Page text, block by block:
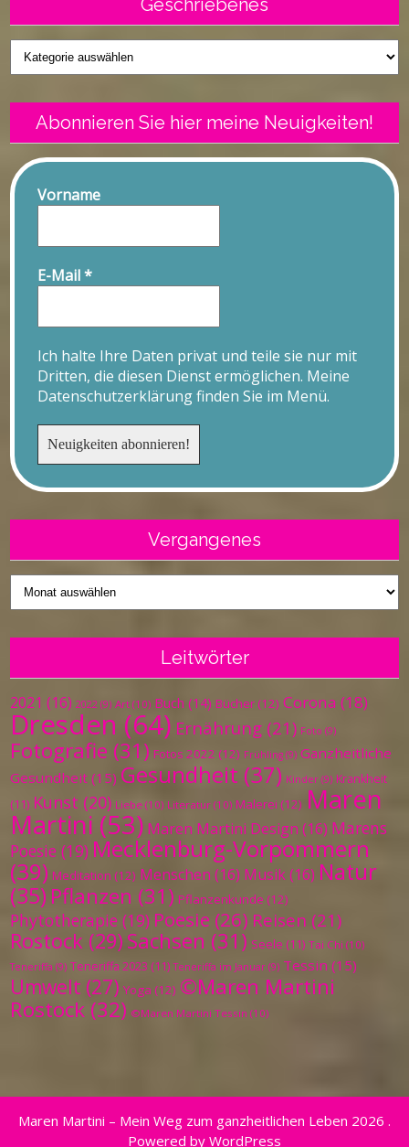
Geschriebenes
Abonnieren Sie hier meine Neuigkeiten!
Vorname
E-Mail*
Ich halte Ihre Daten privat und teile sie nur mit
Dritten, die diesen Dienst ermöglichen. Meine
Datenschutzerklärung finden Sie im Menü.
Vergangenes
Vergangenes
Leitwörter
2021 (16) 2022 (9) Art (10) Buch (14) Bücher (12) Corona (18)
Dresden (64) Ernährung (21) Foto (9)
Fotografie (31) Fotos 2022 (12) Frühling (9) Ganzheitliche
Gesundheit (15) Gesundheit (37) Kinder (9) Krankheit
(11) Kunst (20) Liebe (10) Literatur (10) Malerei (12) Maren
Martini (53) Maren Martini Design (16) Marens
Poesie (19) Mecklenburg-Vorpommern
(39) Meditation (12) Menschen (16) Musik(16) Natur
(35) Pflanzen (31) Pflanzenkunde (12)
Phytotherapie (19) Poesie (26) Reisen (21)
Rostock (29) Sachsen (31) Seele (11) Tai Chi (10)
Teneriffa (9) Teneriffa 2023 (11) Teneriffa im Januar (9) Tessin (15)
Umwelt (27) Yoga (12) ©Maren Martini
Rostock (32) ©Maren Martini Tessin (10)
Maren Martini – Mein Weg zum ganzheitlichen Leben 2026 .
Powered by WordPress